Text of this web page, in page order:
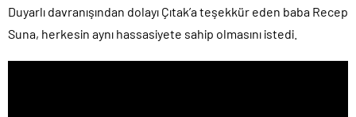
Duyarlı davranışından dolayı Çıtak’a teşekkür eden baba Recep
Suna, herkesin aynı hassasiyete sahip olmasını istedi.